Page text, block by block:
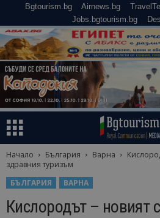
Bgtourism.bg Airnews.bg
Jobs.bgtourism.bg
Начало България Варна
здравния туризъм
БЪЛГАРИЯ
ВАРНА
Кислородът – новият